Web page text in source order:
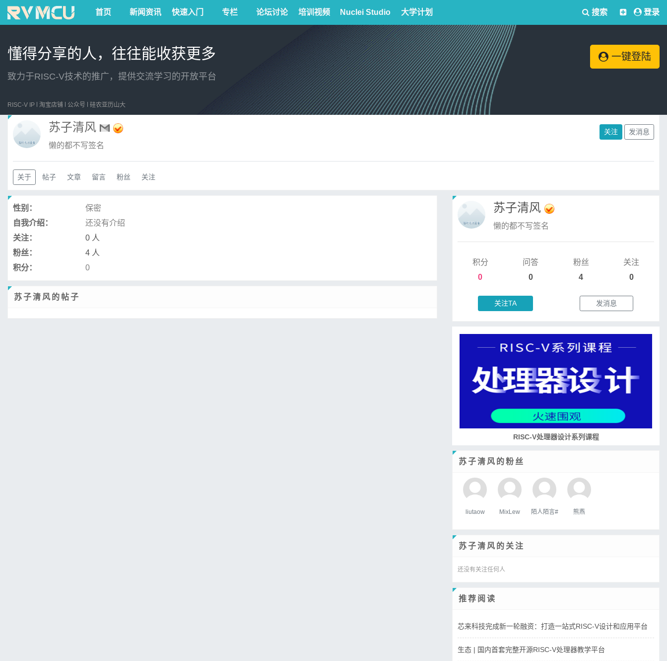
首页 新闻资讯 快速入门 专栏 论坛讨论 培训视频 Nuclei Studio 大学计划 搜索 登录
懂得分享的人，往往能收获更多
致力于RISC-V技术的推广，提供交流学习的开放平台
一键登陆
RISC-V IP 淘宝店铺 公众号 硅农亚历山大
苏子清风
懒的都不写签名
关注 发消息
关于 帖子 文章 留言 粉丝 关注
性别：
保密
自我介绍：
还没有介绍
关注：
0 人
粉丝：
4 人
积分：
0
苏子清风的帖子
苏子清风
懒的都不写签名
积分
0
问答
0
粉丝
4
关注
0
关注TA 发消息
培养RISC-V大学土壤 共建RISC-V教育生态
苏子清风的粉丝
liutaow MixLew 陌人陌言# 熊燕
苏子清风的关注
还没有关注任何人
推荐阅读
芯来科技完成新一轮融资：打造一站式RISC-V设计和应用平台
生态 | 国内首套完整开源RISC-V处理器教学平台